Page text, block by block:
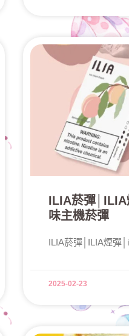
ILIA菸彈│ILIA
味主機菸彈
ILIA菸彈│ILIA煙彈
2025-02-23